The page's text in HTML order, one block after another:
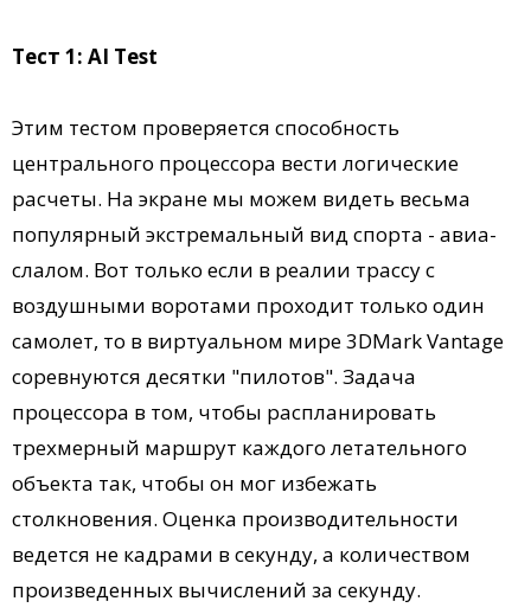
Тест 1: AI Test
Этим тестом проверяется способность
центрального процессора вести логические
расчеты. На экране мы можем видеть весьма
популярный экстремальный вид спорта - авиа-
слалом. Вот только если в реалии трассу с
воздушными воротами проходит только один
самолет, то в виртуальном мире 3DMark Vantage
соревнуются десятки "пилотов". Задача
процессора в том, чтобы распланировать
трехмерный маршрут каждого летательного
объекта так, чтобы он мог избежать
столкновения. Оценка производительности
ведется не кадрами в секунду, а количеством
произведенных вычислений за секунду.